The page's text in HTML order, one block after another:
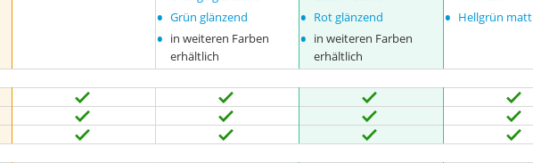
• Grün glänzend
• in weiteren Farben
erhältlich
• Rot glänzend
• in weiteren Farben
erhältlich
• Hellgrün matt